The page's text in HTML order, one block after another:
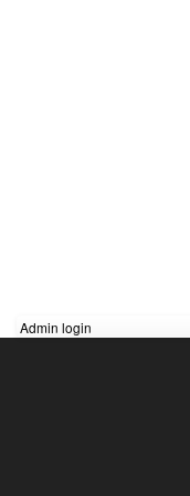
Admin login